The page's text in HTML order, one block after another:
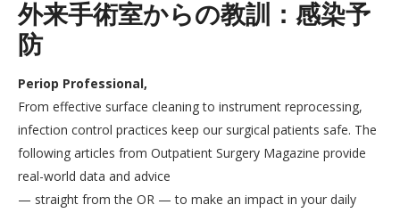
外来手術室からの教訓：感染予
防
Periop Professional,
From effective surface cleaning to instrument reprocessing,
infection control practices keep our surgical patients safe. The
following articles from Outpatient Surgery Magazine provide
real-world data and advice
— straight from the OR — to make an impact in your daily